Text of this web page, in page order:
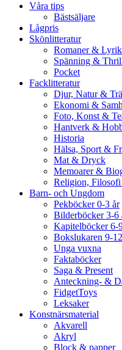
Våra tips
Bästsäljare
Lågpris
Skönlitteratur
Romaner & Lyrik
Spänning &
Pocket
Facklitteratur
Djur, Natur &
Ekonomi &
Foto, Konst &
Hantverk &
Historia
Hälsa, Sport &
Mat & Dryck
Memoarer &
Religion,
Barn- och Ungdom
Pekböcker 0-3 år
Bilderböcker 3-6
Kapitelböcker 6-
Bokslukaren 9-
Unga vuxna
Faktaböcker
Saga & Present
Anteckning- &
FidgetToys
Leksaker
Konstnärsmaterial
Akvarell
Akryl
Block & papper